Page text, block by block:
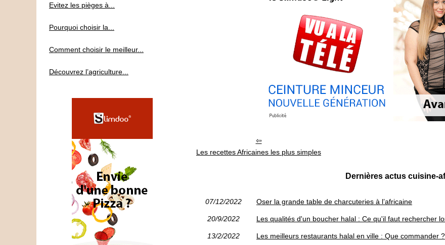
Les recettes Africaines les plus simples
Dernières actus cuisine-
07/12/2022 Oser la grande table de charcuteries à l’africaine
20/9/2022 Les qualités d'un boucher halal : Ce qu'il faut rechercher
13/2/2022 Les meilleurs restaurants halal en ville : Que commander ?
Evitez les pièges à...
Pourquoi choisir la...
Comment choisir le meilleur...
Découvrez l’agriculture...